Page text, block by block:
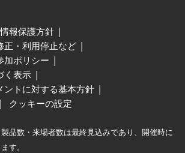
報保護方針
正・利用停止など
加ポリシー
く表示
ントに対する基本方針
クッキーの設定
品数・来場者数は最終見込みであり、開催時に
す。